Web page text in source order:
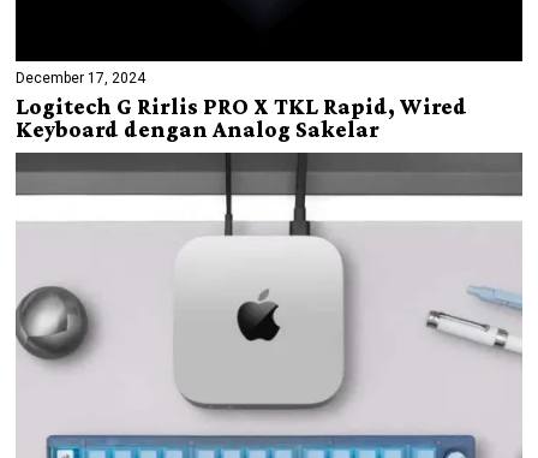
December 17, 2024
Logitech G Rirlis PRO X TKL Rapid, Wired
Keyboard dengan Analog Sakelar